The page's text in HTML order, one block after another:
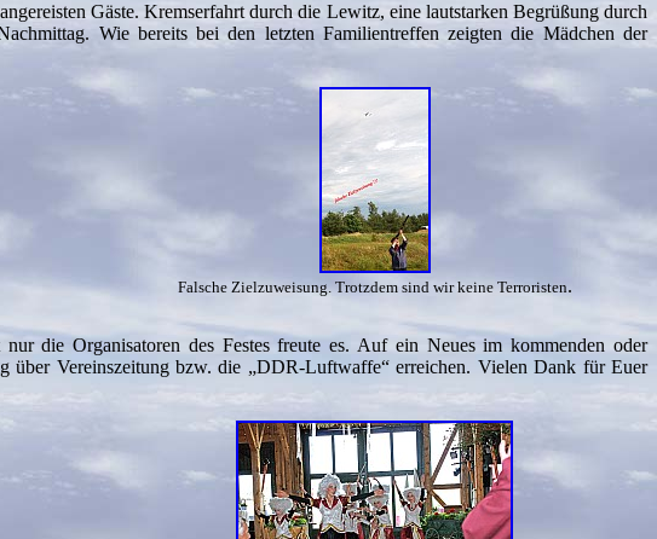
Gäste. Kremserfahrt durch die Lewitz, eine lautstarken Begrüßung durch
Wie bereits bei den letzten Familientreffen zeigten die Mädchen der
Falsche Zielzuweisung. Trotzdem sind wir keine Terroristen.
die Organisatoren des Festes freute es. Auf ein Neues im kommenden oder
über Vereinszeitung bzw. die „DDR-Luftwaffe“ erreichen. Vielen Dank für Euer